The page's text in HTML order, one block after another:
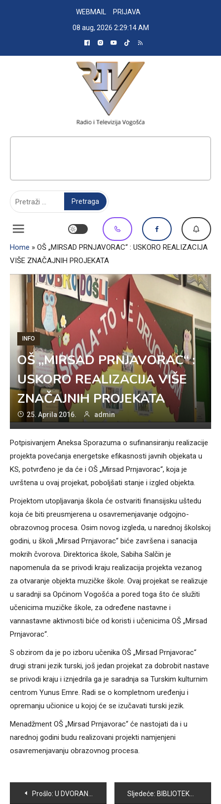
WEBMAIL
PRIJAVA
08 aug, 2026 2:29:15 AM
Home » OŠ „MIRSAD PRNJAVORAC“ : USKORO REALIZACIJA
VIŠE ZNAČAJNIH PROJEKATA
INFO
OŠ „MIRSAD PRNJAVORAC“ :
USKORO REALIZACIJA VIŠE
ZNAČAJNIH PROJEKATA
25. Aprila 2016. admin
Potpisivanjem Aneksa Sporazuma o sufinansiranju realizacije
projekta povećanja energetske efikasnosti javnih objekata u
KS, potvrđeno je da će i OŠ „Mirsad Prnjavorac“, koja je
uvrštena u ovaj projekat, poboljšati stanje i izgled objekta.
Projektom utopljavanja škola će ostvariti finansijsku uštedu
koja će biti preusmjerena u osavremenjavanje odgojno-
obrazovnog procesa. Osim novog izgleda, u narednoj školskoj
godini, u školi „Mirsad Prnjavorac“ biće završena i sanacija
mokrih čvorova. Direktorica škole, Sabiha Salčin je
napomenula da se privodi kraju realizacija projekta vezanog
za otvaranje objekta muzičke škole. Ovaj projekat se realizuje
u saradnji sa Općinom Vogošća a pored toga što će služiti
učenicima muzičke škole, za određene nastavne i
vannastavne aktivnosti biće od koristi i učenicima OŠ „Mirsad
Prnjavorac“.
S obzirom da je po izboru učenika OŠ „Mirsad Prnjavorac“
drugi strani jezik turski, još jedan projekat za dobrobit nastave
se privodi kraju i iznjedrila ga je saradnja sa Turskim kulturnim
centrom Yunus Emre. Radi se o kompletnom uređenju i
opremanju učionice u kojoj će se izučavati turski jezik.
Menadžment OŠ „Mirsad Prnjavorac“ će nastojati da i u
narednoj godini budu realizovani projekti namjenjeni
osavremenjavanju obrazovnog procesa.
Navigacija
Prošlo: U DVORANI “AMEL BEČKOVIĆ” U VOGOŠĆI ODRŽAN 24. MEMORIJALNI TURNIR “VINKO ŠAMARLIĆ” Sljedeće: BIBLIOTEKA JU KSC VOGOŠĆA: OBOGAĆEN KNJIŽNI FOND